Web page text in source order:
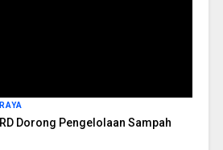
Dorong Pengelolaan Sampah